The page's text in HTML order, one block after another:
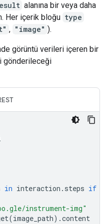
alanına bir veya daha
Her içerik bloğu type
, "image" ).
görüntü verileri içeren bir
gönderileceği
in interaction . steps if
instrument-img"
(image_path) .content